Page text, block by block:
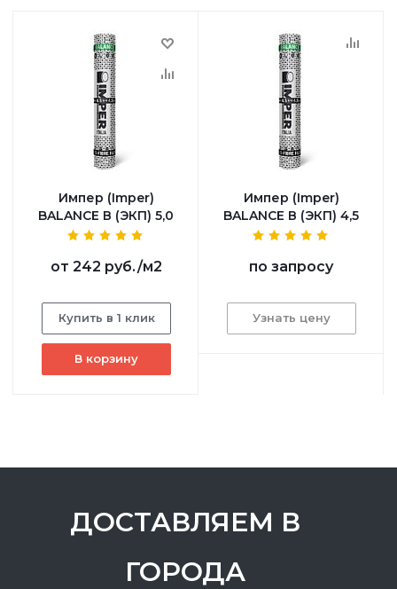
Импер (Imper)
BALANCE В (ЭКП) 5,0
от 242 руб./м2
Купить в 1 клик
В корзину
Импер (Imper)
BALANCE В (ЭКП) 4,5
по запросу
Узнать цену
ДОСТАВЛЯЕМ В
ГОРОДА